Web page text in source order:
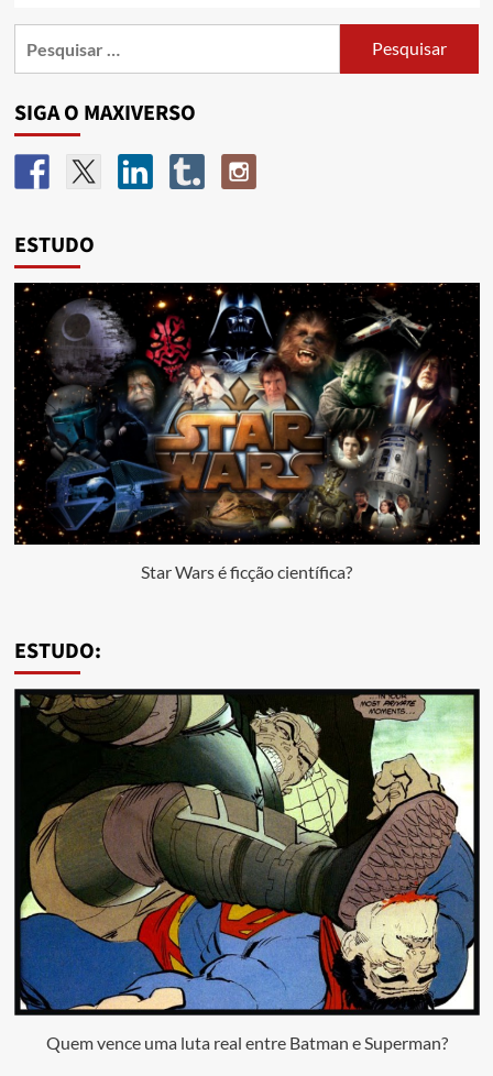
SIGA O MAXIVERSO
ESTUDO
Star Wars é ficção científica?
ESTUDO:
Quem vence uma luta real entre Batman e Superman?